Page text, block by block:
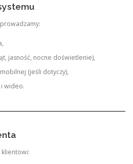
jasność, nocne doświetlenie),
(jeśli dotyczy),
wideo.
klientowi: